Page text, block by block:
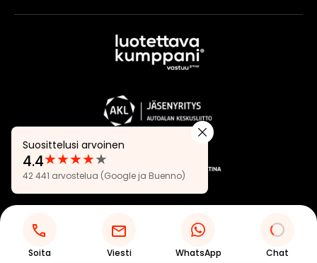
Soita Viesti WhatsApp Chat
Suosittelusi arvoinen
Arvostelut:
4.4
★★★★★
4.4
42 441 arvostelua (Google ja Buenno)
Tietosuojaseloste Evästeasetukset